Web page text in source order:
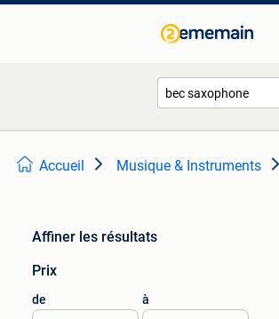
Accueil Musique & Instruments
Affiner les résultats
Prix
de à